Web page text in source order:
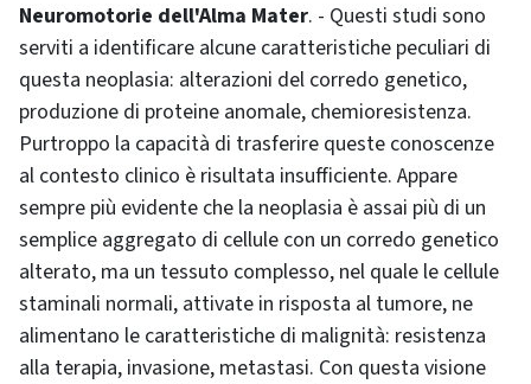
Neuromotorie dell'Alma Mater. - Questi studi sono
serviti a identificare alcune caratteristiche peculiari di
questa neoplasia: alterazioni del corredo genetico,
produzione di proteine anomale, chemioresistenza.
Purtroppo la capacità di trasferire queste conoscenze
al contesto clinico è risultata insufficiente. Appare
sempre più evidente che la neoplasia è assai più di un
semplice aggregato di cellule con un corredo genetico
alterato, ma un tessuto complesso, nel quale le cellule
staminali normali, attivate in risposta al tumore, ne
alimentano le caratteristiche di malignità: resistenza
alla terapia, invasione, metastasi. Con questa visione